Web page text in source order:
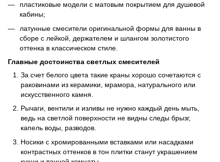
пластиковые модели с матовым покрытием для душевой
кабины;
латунные смесители оригинальной формы для ванны в
сборе с лейкой, держателем и шлангом золотистого
оттенка в классическом стиле.
Главные достоинства светлых смесителей
За счет белого цвета такие краны хорошо сочетаются с
раковинами из керамики, мрамора, натурального или
искусственного камня.
Рычаги, вентили и изливы не нужно каждый день мыть,
ведь на светлой поверхности не видны следы брызг,
капель воды, разводов.
Носики с хромированными вставками или насадками
контрастных оттенков в тон плитки станут украшением